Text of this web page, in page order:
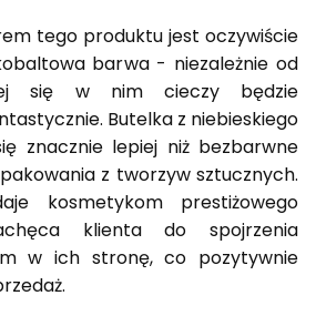
tego produktu jest oczywiście
barwa - niezależnie od
się w nim cieczy będzie
Butelka z niebieskiego
znacznie lepiej niż bezbarwne
z tworzyw sztucznych.
kosmetykom prestiżowego
klienta do spojrzenia
w ich stronę, co pozytywnie